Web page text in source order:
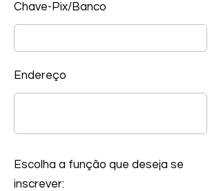
Chave-Pix/Banco
Endereço
Escolha a função que deseja se
inscrever: